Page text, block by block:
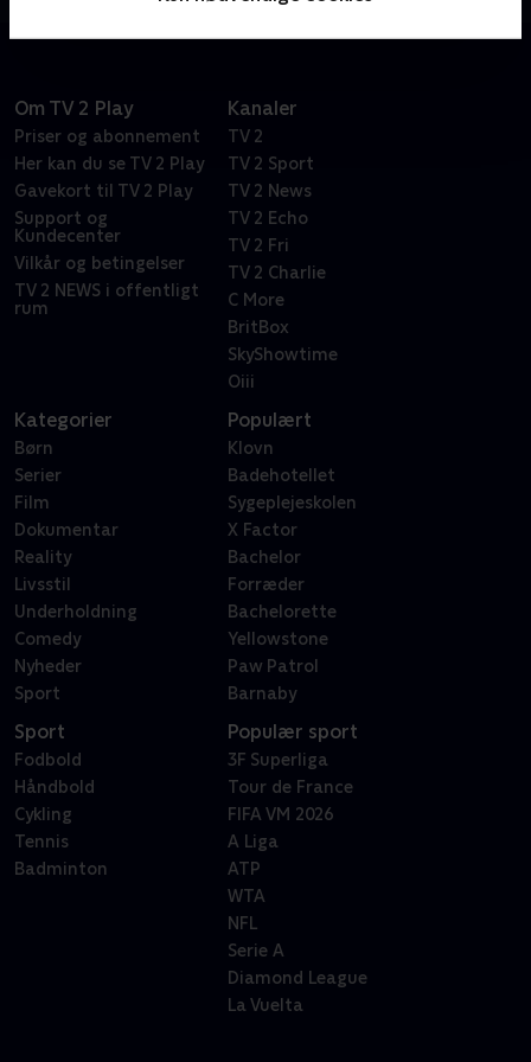
Om TV 2 Play
Priser og abonnement
Her kan du se TV 2 Play
Gavekort til TV 2 Play
Support og
Kundecenter
Vilkår og betingelser
TV 2 NEWS i offentligt
rum
Kanaler
TV 2
TV 2 Sport
TV 2 News
TV 2 Echo
TV 2 Fri
TV 2 Charlie
C More
BritBox
SkyShowtime
Oiii
Kategorier
Børn
Serier
Film
Dokumentar
Reality
Livsstil
Underholdning
Comedy
Nyheder
Sport
Populært
Klovn
Badehotellet
Sygeplejeskolen
X Factor
Bachelor
Forræder
Bachelorette
Yellowstone
Paw Patrol
Barnaby
Sport
Fodbold
Håndbold
Cykling
Tennis
Badminton
Populær sport
3F Superliga
Tour de France
FIFA VM 2026
A Liga
ATP
WTA
NFL
Serie A
Diamond League
La Vuelta